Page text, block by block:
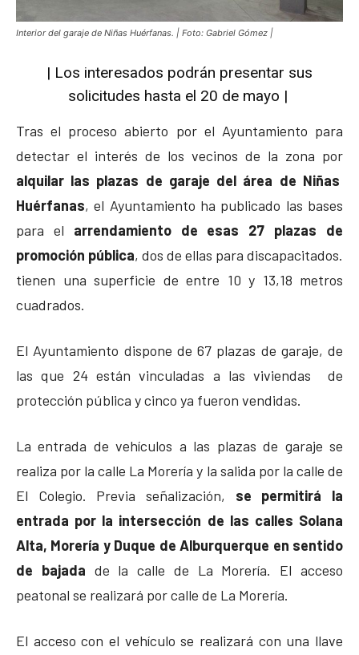
Interior del garaje de Niñas Huérfanas. | Foto: Gabriel Gómez |
| Los interesados podrán presentar sus
solicitudes hasta el 20 de mayo |
Tras el proceso abierto por el Ayuntamiento para
detectar el interés de los vecinos de la zona por
alquilar las plazas de garaje del área de Niñas
Huérfanas, el Ayuntamiento ha publicado las bases
para el arrendamiento de esas 27 plazas de
promoción pública, dos de ellas para discapacitados.
tienen una superficie de entre 10 y 13,18 metros
cuadrados.
El Ayuntamiento dispone de 67 plazas de garaje, de
las que 24 están vinculadas a las viviendas de
protección pública y cinco ya fueron vendidas.
La entrada de vehículos a las plazas de garaje se
realiza por la calle La Morería y la salida por la calle de
El Colegio. Previa señalización, se permitirá la
entrada por la intersección de las calles Solana
Alta, Morería y Duque de Alburquerque en sentido
de bajada de la calle de La Morería. El acceso
peatonal se realizará por calle de La Morería.
El acceso con el vehículo se realizará con una llave